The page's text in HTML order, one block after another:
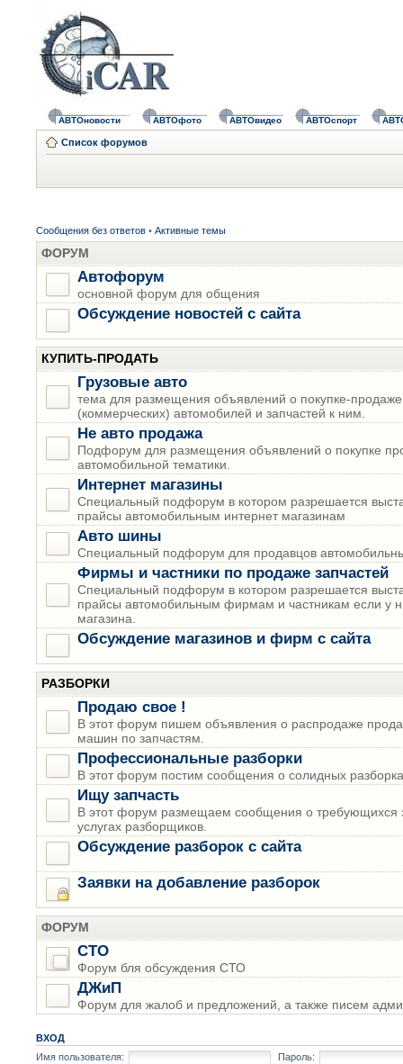
АВТОновости АВТОфото АВТОвидео АВТОспорт
Список форумов
Сообщения без ответов • Активные темы
ФОРУМ
Автофорум
основной форум для общения
Обсуждение новостей с сайта
КУПИТЬ-ПРОДАТЬ
Грузовые авто
тема для размещения объявлений о покупке-продаже
(коммерческих) автомобилей и запчастей к ним.
Не авто продажа
Подфорум для размещения объявлений о покупке
автомобильной тематики.
Интернет магазины
Специальный подфорум в котором разрешается
прайсы автомобильным интернет магазинам
Авто шины
Специальный подфорум для продавцов
Фирмы и частники по продаже запчастей
Специальный подфорум в котором разрешается
прайсы автомобильным фирмам и частникам если у
магазина.
Обсуждение магазинов и фирм с сайта
РАЗБОРКИ
Продаю свое !
В этот форум пишем объявления о распродаже
машин по запчастям.
Профессиональные разборки
В этот форум постим сообщения о солидных
Ищу запчасть
В этот форум размещаем сообщения о требующихся
услугах разборщиков.
Обсуждение разборок с сайта
Заявки на добавление разборок
ФОРУМ
СТО
Форум бля обсуждения СТО
ДЖиП
Форум для жалоб и предложений, а также писем
ВХОД
Имя пользователя:
Пароль: